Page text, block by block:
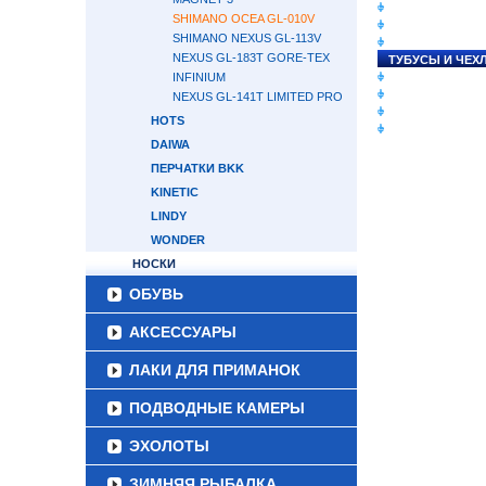
SHIMANO OCEA GL-010V
SHIMANO NEXUS GL-113V
NEXUS GL-183T GORE-TEX
INFINIUM
NEXUS GL-141T LIMITED PRO
HOTS
DAIWA
ПЕРЧАТКИ BKK
KINETIC
LINDY
WONDER
НОСКИ
ОБУВЬ
АКСЕССУАРЫ
ЛАКИ ДЛЯ ПРИМАНОК
ПОДВОДНЫЕ КАМЕРЫ
ЭХОЛОТЫ
ТУБУСЫ И